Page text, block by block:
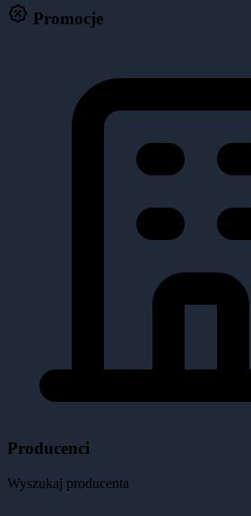
Promocje
Producenci
Wyszukaj producenta